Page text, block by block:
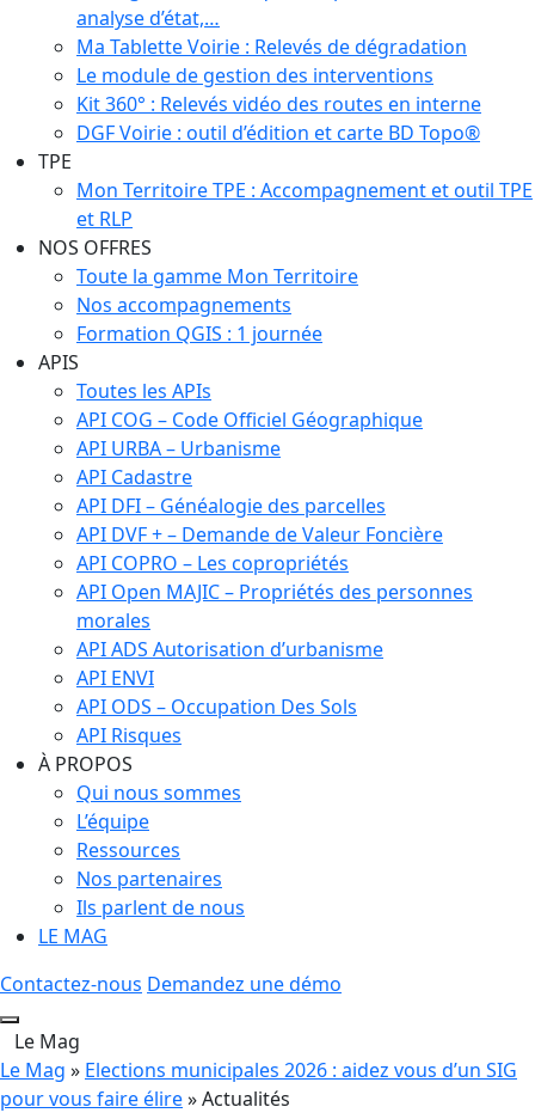
analyse d’état,…
Ma Tablette Voirie : Relevés de dégradation
Le module de gestion des interventions
Kit 360° : Relevés vidéo des routes en interne
DGF Voirie : outil d’édition et carte BD Topo®
TPE
Mon Territoire TPE : Accompagnement et outil TPE
et RLP
NOS OFFRES
Toute la gamme Mon Territoire
Nos accompagnements
Formation QGIS : 1 journée
APIS
Toutes les APIs
API COG – Code Officiel Géographique
API URBA – Urbanisme
API Cadastre
API DFI – Généalogie des parcelles
API DVF + – Demande de Valeur Foncière
API COPRO – Les copropriétés
API Open MAJIC – Propriétés des personnes
morales
API ADS Autorisation d’urbanisme
API ENVI
API ODS – Occupation Des Sols
API Risques
À PROPOS
Qui nous sommes
L’équipe
Ressources
Nos partenaires
Ils parlent de nous
LE MAG
Contactez-nous Demandez une démo
Le Mag
Le Mag » Elections municipales 2026 : aidez vous d’un SIG
pour vous faire élire»Actualités